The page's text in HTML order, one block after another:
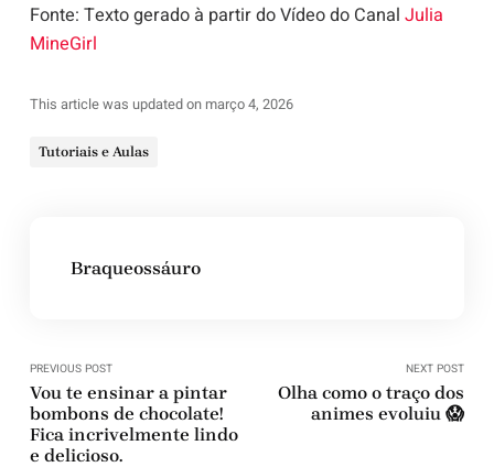
Fonte: Texto gerado à partir do Vídeo do Canal Julia
MineGirl
This article was updated on março 4, 2026
Tutoriais e Aulas
Braqueossáuro
PREVIOUS POST
Vou te ensinar a pintar
bombons de chocolate!
Fica incrivelmente lindo
e delicioso.
NEXT POST
Olha como o traço dos
animes evoluiu 😱